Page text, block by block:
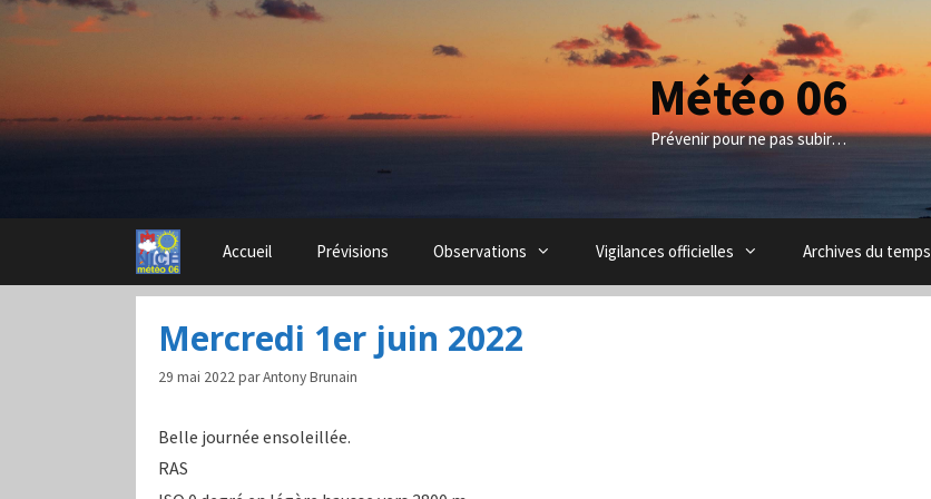
Aller
Météo 06
Prévenir pour ne pas subir…
Accueil Prévisions Observations Vigilances officielles Archives du temps
Mercredi 1er juin 2022
29 mai 2022parAntony Brunain
Belle journée ensoleillée.
RAS